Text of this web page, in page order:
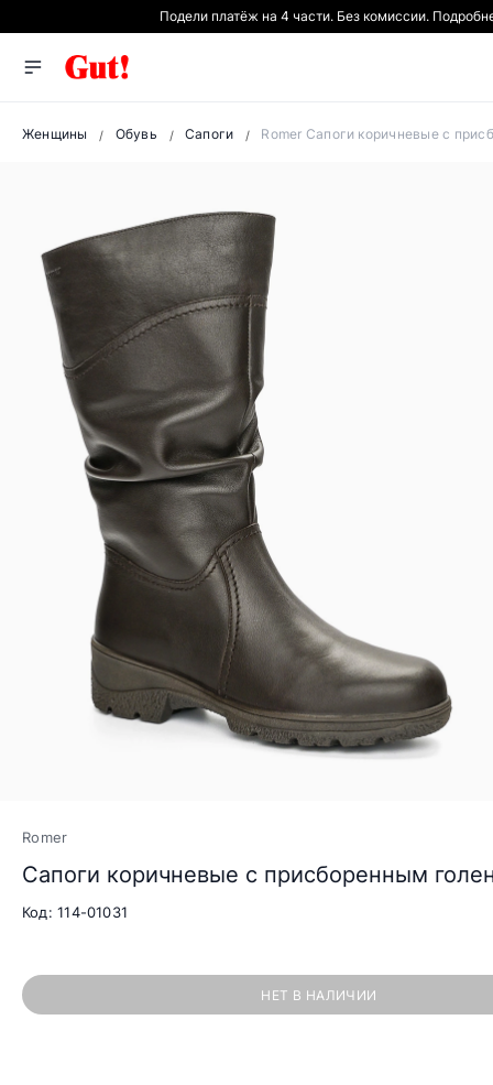
Подели платёж на 4 части. Без комиссии.
Женщины Обувь Сапоги Romer Сапоги коричневые с
Romer
Сапоги коричневые с присборенным
Код: 114-01031
НЕТ В НАЛИЧИИ